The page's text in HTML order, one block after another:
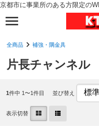
京都市に事業所のある方限定の
全商品 補強・隅金具
片長チャンネル
1件中 1〜1件目 並び替え
表示切替